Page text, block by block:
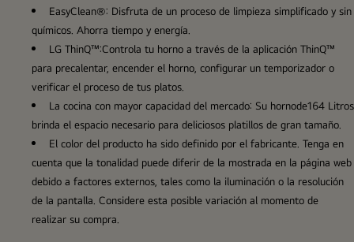
EasyClean®: Disfruta de un proceso de limpieza simplificado y sin
químicos. Ahorra tiempo y energía.
LG ThinQ™:Controla tu horno a través de la aplicación ThinQ™
para precalentar, encender el horno, configurar un temporizador o
verificar el proceso de tus platos.
La cocina con mayor capacidad del mercado: Su hornode164 Litros
brinda el espacio necesario para deliciosos platillos de gran tamaño.
El color del producto ha sido definido por el fabricante. Tenga en
cuenta que la tonalidad puede diferir de la mostrada en la página web
debido a factores externos, tales como la iluminación o la resolución
de la pantalla. Considere esta posible variación al momento de
realizar su compra.